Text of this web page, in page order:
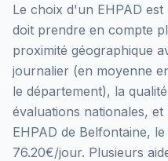
Le choix d'un EHPAD
doit prendre en compte
proximité géographique
journalier (en moyenne
le département), la
évaluations nationales,
EHPAD de Belfontaine,
76.20€/jour. Plusieurs